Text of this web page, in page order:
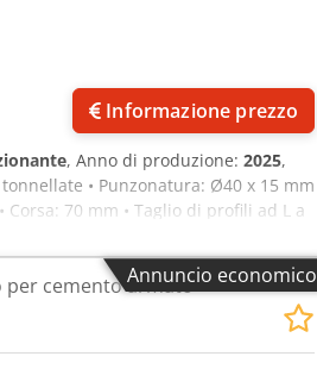
Informazione prezzo
, Anno di produzione: 2025,
tonnellate • Punzonatura: Ø40 x 15 mm
70 mm • Taglio di profili ad L a
40 mm Codpfjzg Dxbjx Ag Tjrf •
Motore: 9 kW • Peso netto: 2500 kg
Annuncio economico
per cemento armato